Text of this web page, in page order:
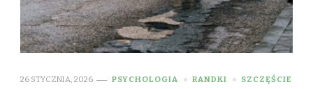
26 STYCZNIA, 2026 PSYCHOLOGIA RANDKI SZCZĘŚCIE